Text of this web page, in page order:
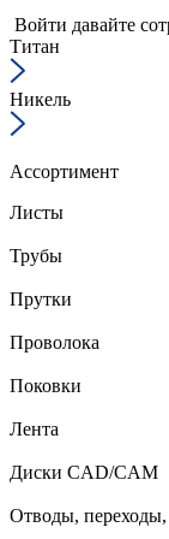
Войти давайте
Титан
Никель
Ассортимент
Листы
Трубы
Прутки
Проволока
Поковки
Лента
Диски CAD/CAM
Отводы,